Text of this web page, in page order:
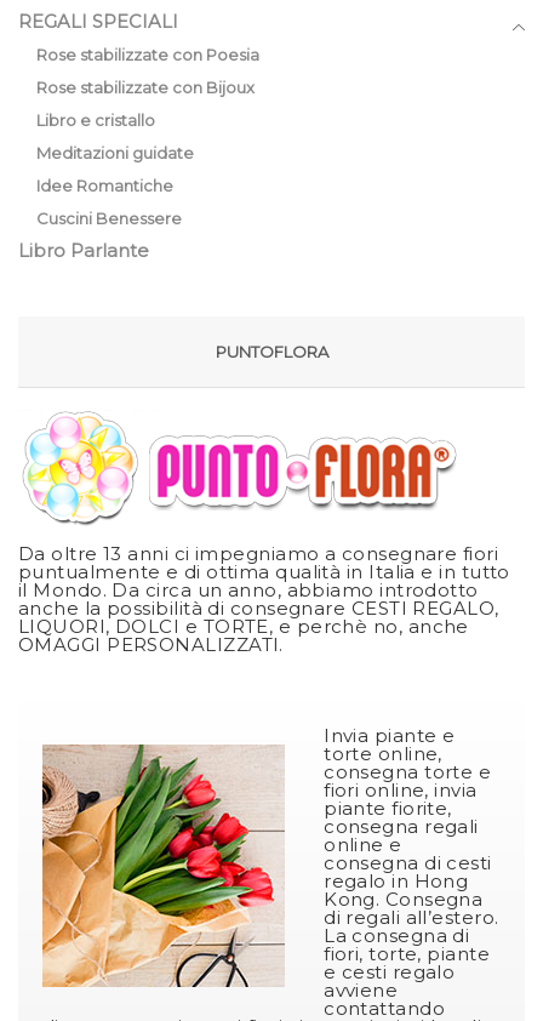
Invia piante e
torte online,
consegna torte e
fiori online, invia
piante fiorite,
consegna regali
online e
consegna di cesti
regalo in Hong
Kong. Consegna
di regali all’estero.
La consegna di
fiori, torte, piante
e cesti regalo
avviene
contattando
REGALI SPECIALI
Rose stabilizzate con Poesia
Rose stabilizzate con Bijoux
Libro e cristallo
Meditazioni guidate
Idee Romantiche
Cuscini Benessere
Libro Parlante
PUNTOFLORA
Da oltre 13 anni ci impegniamo a consegnare fiori
puntualmente e di ottima qualità in Italia e in tutto
il Mondo. Da circa un anno, abbiamo introdotto
anche la possibilità di consegnare CESTI REGALO,
LIQUORI, DOLCI e TORTE, e perchè no, anche
OMAGGI PERSONALIZZATI.